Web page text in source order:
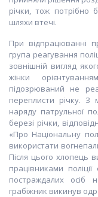
річки, тож потрібно
шляхи втечі.
При відпрацюванні
група реагування
зовнішній вигляд
жінки
підозрюваний не
переплисти річку.
наряду патрульної
березі річки,
«Про Національну
використати
Після цього хлопець
працівниками
постраждалих осіб
грабіжник викинув